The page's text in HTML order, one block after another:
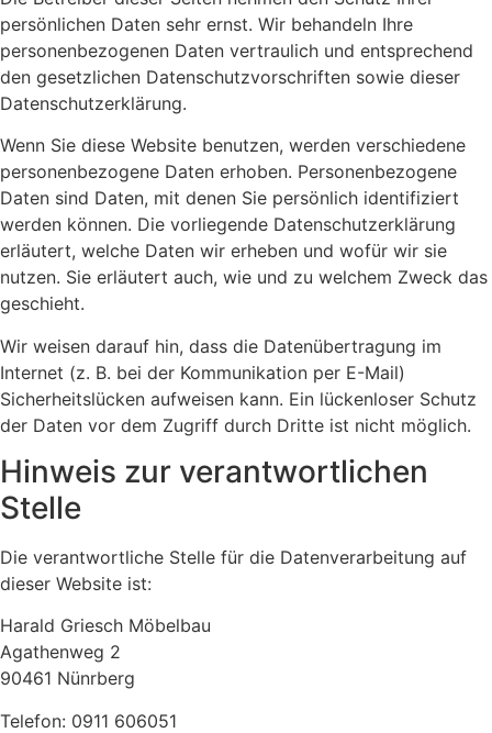
persönlichen Daten sehr ernst. Wir behandeln Ihre
personenbezogenen Daten vertraulich und entsprechend
den gesetzlichen Datenschutzvorschriften sowie dieser
Datenschutzerklärung.
Wenn Sie diese Website benutzen, werden verschiedene
personenbezogene Daten erhoben. Personenbezogene
Daten sind Daten, mit denen Sie persönlich identifiziert
werden können. Die vorliegende Datenschutzerklärung
erläutert, welche Daten wir erheben und wofür wir sie
nutzen. Sie erläutert auch, wie und zu welchem Zweck das
geschieht.
Wir weisen darauf hin, dass die Datenübertragung im
Internet (z. B. bei der Kommunikation per E-Mail)
Sicherheitslücken aufweisen kann. Ein lückenloser Schutz
der Daten vor dem Zugriff durch Dritte ist nicht möglich.
Hinweis zur verantwortlichen
Stelle
Die verantwortliche Stelle für die Datenverarbeitung auf
dieser Website ist:
Harald Griesch Möbelbau
Agathenweg 2
90461 Nünrberg
Telefon: 0911 606051